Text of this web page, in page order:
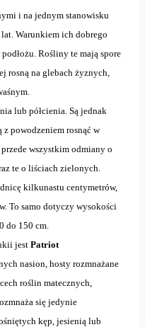
i na jednym stanowisku
Warunkiem ich dobrego
Rośliny te mają spore
rosną na glebach żyznych,
lub półcienia. Są jednak
powodzeniem rosnąć w
wszystkim odmiany o
te o liściach zielonych.
kilkunastu centymetrów,
To samo dotyczy wysokości
do 150 cm.
jestPatriot
nasion, hosty rozmnażane
roślin matecznych,
się jedynie
kęp, jesienią lub